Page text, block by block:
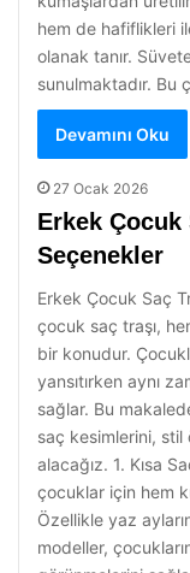
hem de hafiflikleri
olanak tanır.
sunulmaktadır. Bu
Devamını Oku
27 Ocak 2026
Erkek Çocuk
Seçenekler
Erkek Çocuk Saç
çocuk saç traşı,
bir konudur.
yansıtırken aynı
sağlar. Bu
saç kesimlerini, stil
alacağız. 1. Kısa
çocuklar için hem
Özellikle yaz
modeller,